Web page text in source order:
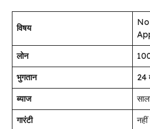
विषय
लोन
भुगतान
24
ब्याज
गारंटी
नहीं